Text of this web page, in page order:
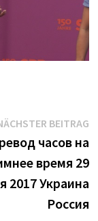
BEITRAG
часов на
время 29
2017 Украина
Россия